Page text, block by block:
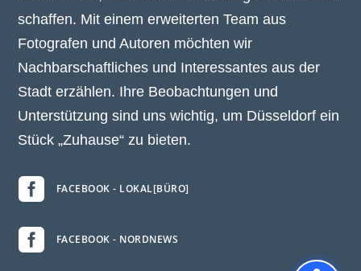
schaffen. Mit einem erweiterten Team aus
Fotografen und Autoren möchten wir
Nachbarschaftliches und Interessantes aus der
Stadt erzählen. Ihre Beobachtungen und
Unterstützung sind uns wichtig, um Düsseldorf ein
Stück „Zuhause“ zu bieten.
 FACEBOOK - LOKAL[BÜRO]
 FACEBOOK - NORDNEWS